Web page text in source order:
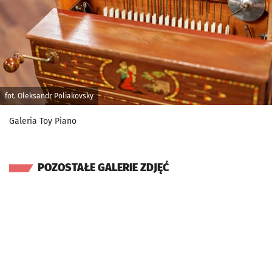
fot. Oleksandr Poliakovsky
Galeria Toy Piano
POZOSTAŁE GALERIE ZDJĘĆ